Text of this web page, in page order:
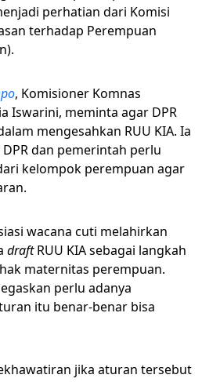
perhatian dari Komisi
terhadap Perempuan
, Komisioner Komnas
Iswarini, meminta agar DPR
mengesahkan RUU KIA. Ia
dan pemerintah perlu
kelompok perempuan agar
wacana cuti melahirkan
draftRUU KIA sebagai langkah
maternitas perempuan.
perlu adanya
itu benar-benar bisa
jika aturan tersebut